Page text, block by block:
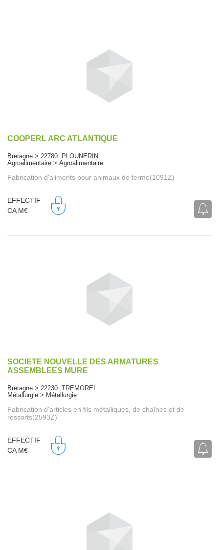
COOPERL ARC ATLANTIQUE
Bretagne > 22780 PLOUNERIN
Agroalimentaire > Agroalimentaire
Fabrication d'aliments pour animaux de ferme(1091Z)
EFFECTIF
CA M€
SOCIETE NOUVELLE DES ARMATURES
ASSEMBLEES MURE
Bretagne > 22230 TREMOREL
Métallurgie > Métallurgie
Fabrication d'articles en fils métalliques, de chaînes et de
ressorts(2593Z)
EFFECTIF
CA M€